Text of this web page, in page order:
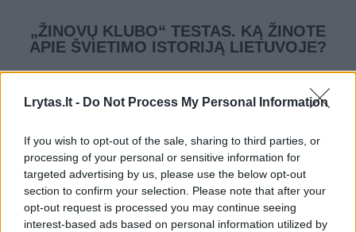
Lrytas.lt - Do Not Process My Personal Information
If you wish to opt-out of the sale, sharing to third parties, or
processing of your personal or sensitive information for
targeted advertising by us, please use the below opt-out
section to confirm your selection. Please note that after your
opt-out request is processed you may continue seeing
interest-based ads based on personal information utilized by
„ŽINOVŲ KLUBO“ TESTAS. KĄ ŽINOTE
APIE ŠVIETIMO ISTORIJĄ LIETUVOJE?
Lietuvą iš visų mokyklų mokymo programų
Tikyba
Fizika